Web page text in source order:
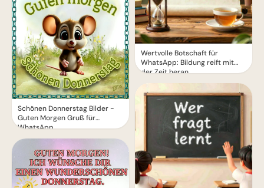
Schönen Donnerstag Bilder -
Guten Morgen Gruß für
WhatsApp
Wertvolle Botschaft für
WhatsApp: Bildung reift mit
der Zeit heran